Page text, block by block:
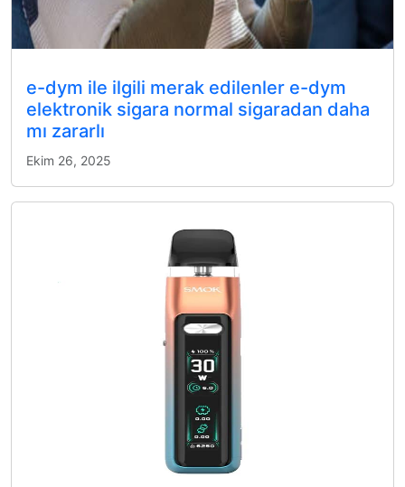
e-dym ile ilgili merak edilenler e-dym
elektronik sigara normal sigaradan daha
mı zararlı
Ekim 26, 2025